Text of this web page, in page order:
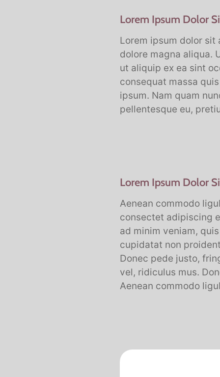
Lorem Ipsum Dolor
Lorem ipsum dolor
dolore magna aliqua.
ut aliquip ex ea sint
consequat massa
ipsum. Nam quam
pellentesque eu,
Lorem Ipsum Dolor
Aenean commodo
consectet adipiscing
ad minim veniam,
cupidatat non
Donec pede justo,
vel, ridiculus mus.
Aenean commodo